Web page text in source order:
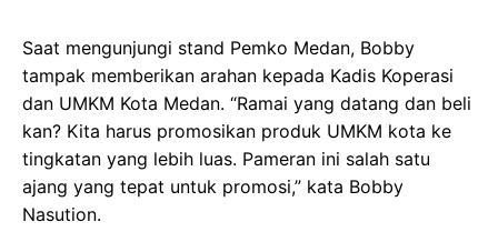
Saat mengunjungi stand Pemko Medan, Bobby
tampak memberikan arahan kepada Kadis Koperasi
dan UMKM Kota Medan. “Ramai yang datang dan beli
kan? Kita harus promosikan produk UMKM kota ke
tingkatan yang lebih luas. Pameran ini salah satu
ajang yang tepat untuk promosi,” kata Bobby
Nasution.